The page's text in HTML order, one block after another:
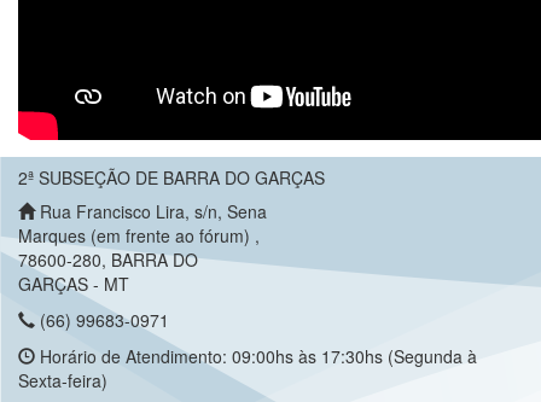
2ª SUBSEÇÃO DE BARRA DO GARÇAS
Rua Francisco Lira, s/n, Sena
Marques (em frente ao fórum) ,
78600-280, BARRA DO
GARÇAS - MT
(66) 99683-0971
Horário de Atendimento: 09:00hs às 17:30hs (Segunda à
Sexta-feira)